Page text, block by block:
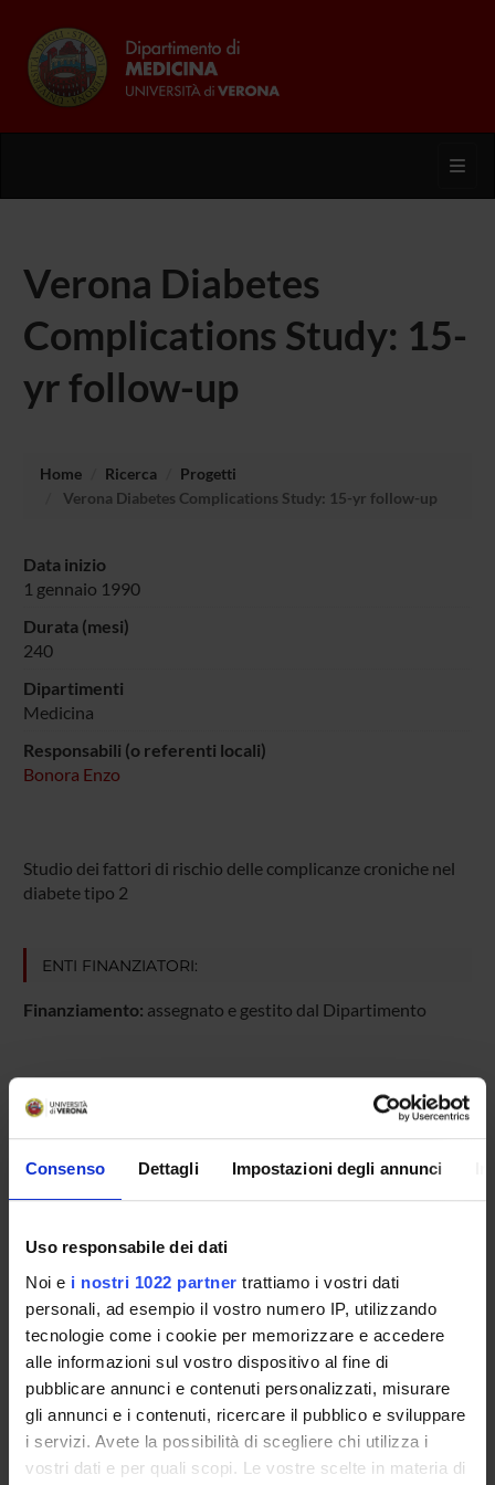
Consenso Dettagli Impostazioni degli annunci
Uso responsabile dei dati
Noi e i nostri 1022 partner trattiamo i vostri dati
personali, ad esempio il vostro numero IP, utilizzando
tecnologie come i cookie per memorizzare e accedere
alle informazioni sul vostro dispositivo al fine di
pubblicare annunci e contenuti personalizzati, misurare
gli annunci e i contenuti, ricercare il pubblico e sviluppare
i servizi. Avete la possibilità di scegliere chi utilizza i
vostri dati e per quali scopi. Le vostre scelte in materia di
Verona Diabetes
Complications Study: 15-
yr follow-up
Home Ricerca
Progetti
Verona Diabetes Complications Study: 15-yr follow-up
Data inizio
1 gennaio 1990
Durata (mesi)
240
Dipartimenti
Medicina
Responsabili (o referenti locali)
Bonora Enzo
Studio dei fattori di rischio delle complicanze croniche nel
diabete tipo 2
ENTI FINANZIATORI:
Finanziamento: assegnato e gestito dal Dipartimento
PARTECIPANTI AL PROGETTO
Professore ordinario
Professore emerito
Michele Muggeo
SEZIONI
Endocrinologia, Diabetologia e Metabolismo